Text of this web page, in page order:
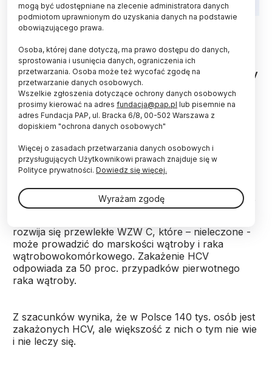
Fot. Adobe Stock
Czeka nas epidemia zachorowań na marskość
wątroby i raka wątrobowokomórkowego; ma to
związek z zakażeniami wirusem zapalenia wątroby
typu C – alarmują eksperci. Epidemię można
powstrzymać tylko wprowadzając badania
przesiewowe w kierunku zakażenia HCV –
oceniają.
Wirusowe zapalenie wątroby typu C (WZW C) jest
wywołane przez wirusa HCV (wirus zapalenia
wyniku przerwania ciągłości tkanek i kontakt z krwią
lub zanieczyszczonymi nią płynami ustrojowymi
rozwija się przewlekłe WZW C, które – nieleczone -
może prowadzić do marskości wątroby i raka
wątrobowokomórkowego. Zakażenie HCV
odpowiada za 50 proc. przypadków pierwotnego
raka wątroby.
Z szacunków wynika, że w Polsce 140 tys. osób jest
zakażonych HCV, ale większość z nich o tym nie wie
i nie leczy się.
mogą być udostępniane na zlecenie administratora danych
podmiotom uprawnionym do uzyskania danych na podstawie
obowiązującego prawa.
Osoba, której dane dotyczą, ma prawo dostępu do danych,
sprostowania i usunięcia danych, ograniczenia ich
przetwarzania. Osoba może też wycofać zgodę na
przetwarzanie danych osobowych.
Wszelkie zgłoszenia dotyczące ochrony danych osobowych
prosimy kierować na adres fundacja@pap.pl lub pisemnie na
adres Fundacja PAP, ul. Bracka 6/8, 00-502 Warszawa z
dopiskiem "ochrona danych osobowych"
Więcej o zasadach przetwarzania danych osobowych i
przysługujących Użytkownikowi prawach znajduje się w
Polityce prywatności. Dowiedz się więcej.
Wyrażam zgodę